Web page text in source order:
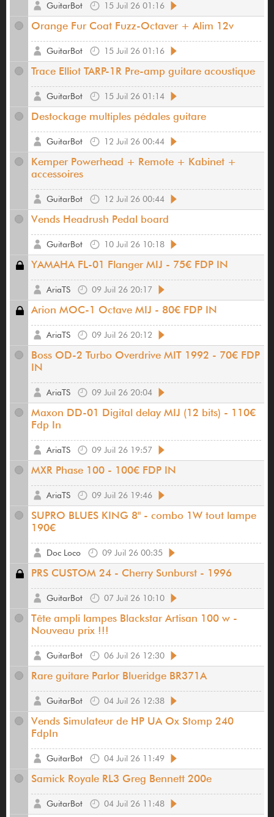
15 Juil 26 01:16
GuitarBot
Orange Fur Coat Fuzz-Octaver + Alim 12v
15 Juil 26 01:16
GuitarBot
Trace Elliot TARP-1R Pre-amp guitare acoustique
15 Juil 26 01:14
GuitarBot
Destockage multiples pédales guitare
12 Juil 26 00:44
GuitarBot
Kemper Powerhead + Remote + Kabinet +
accessoires
12 Juil 26 00:44
GuitarBot
Vends Headrush Pedal board
10 Juil 26 10:18
GuitarBot
YAMAHA FL-01 Flanger MIJ - 75€ FDP IN
09 Juil 26 20:17
AriaTS
Arion MOC-1 Octave MIJ - 80€ FDP IN
09 Juil 26 20:12
AriaTS
Boss OD-2 Turbo Overdrive MIT 1992 - 70€ FDP
IN
09 Juil 26 20:04
AriaTS
Maxon DD-01 Digital delay MIJ (12 bits) - 110€
Fdp In
09 Juil 26 19:57
AriaTS
MXR Phase 100 - 100€ FDP IN
09 Juil 26 19:46
AriaTS
SUPRO BLUES KING 8" - combo 1W tout lampe
190€
09 Juil 26 00:35
Doc Loco
PRS CUSTOM 24 - Cherry Sunburst - 1996
07 Juil 26 10:10
GuitarBot
Tête ampli lampes Blackstar Artisan 100 w -
Nouveau prix !!!
06 Juil 26 12:30
GuitarBot
Rare guitare Parlor Blueridge BR371A
04 Juil 26 12:38
GuitarBot
Vends Simulateur de HP UA Ox Stomp 240
FdpIn
04 Juil 26 11:49
GuitarBot
Samick Royale RL3 Greg Bennett 200e
04 Juil 26 11:48
GuitarBot